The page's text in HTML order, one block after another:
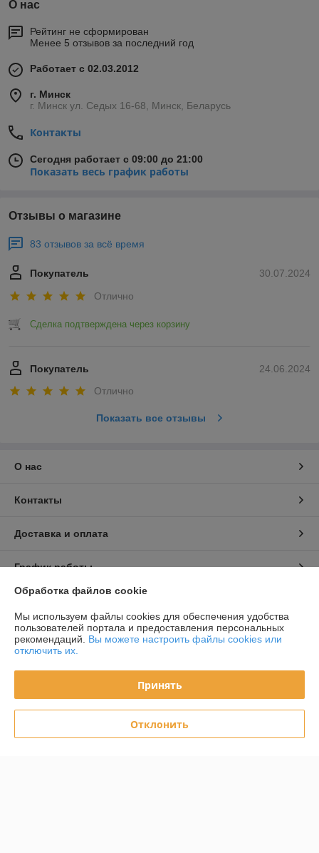
О нас
Рейтинг не сформирован
Менее 5 отзывов за последний год
Работает с 02.03.2012
г. Минск
г. Минск ул. Седых 16-68, Минск, Беларусь
Контакты
Сегодня работает с 09:00 до 21:00
Показать весь график работы
Отзывы о магазине
83 отзывов за всё время
30.07.2024
Покупатель
Отлично
Сделка подтверждена через корзину
24.06.2024
Покупатель
Отлично
Показать все отзывы
О нас
Контакты
Доставка и оплата
График работы
Политика обработки cookies
Информация для покупателя
Юридическое лицо:ООО «ИнтексСервисБел»
Обработка файлов cookie
Мы используем файлы cookies для обеспечения удобства
пользователей портала и предоставления персональных
рекомендаций. Вы можете настроить файлы cookies или
отключить их.
Принять
Отклонить